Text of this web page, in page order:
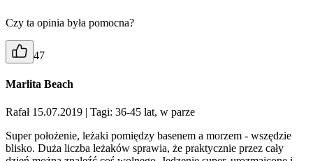
Czy ta opinia była pomocna?
47
Marlita Beach
Rafał 15.07.2019 | Tagi: 36-45 lat, w parze
Super położenie, leżaki pomiędzy basenem a morzem - wszędzie
blisko. Duża liczba leżaków sprawia, że praktycznie przez cały